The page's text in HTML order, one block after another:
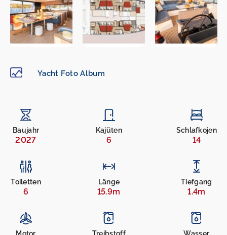
Yacht Foto Album
Baujahr
2027
Kajüten
6
Schlafkojen
14
Toiletten
6
Länge
15.9m
Tiefgang
1.4m